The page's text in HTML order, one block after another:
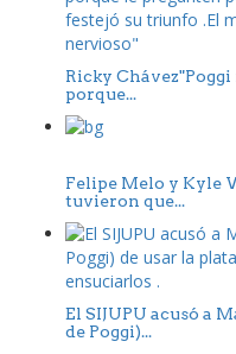
Ricky
porque...
Felipe Melo y Kyle
tuvieron que...
El SIJUPU acusó a
de Poggi)...